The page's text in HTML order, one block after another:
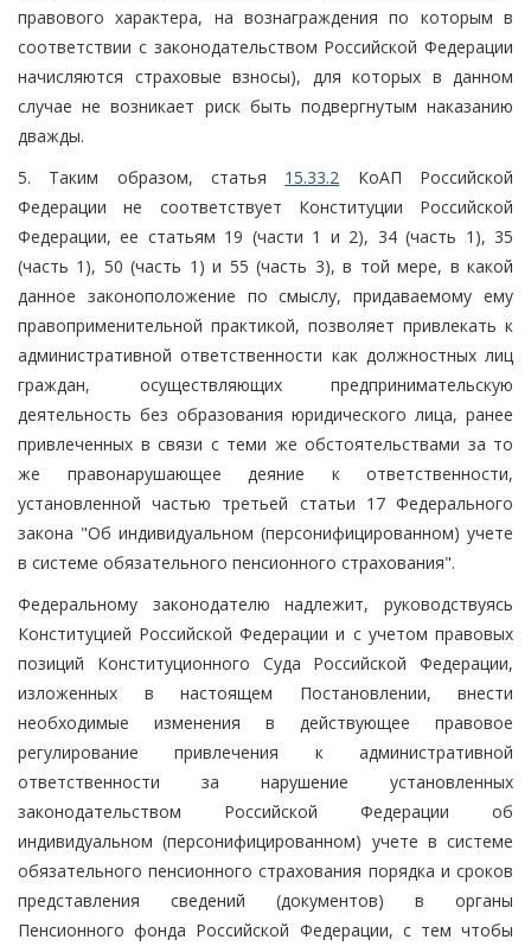
правового характера, на вознаграждения по которым в
соответствии с законодательством Российской Федерации
начисляются страховые взносы), для которых в данном
случае не возникает риск быть подвергнутым наказанию
дважды.
5. Таким образом, статья 15.33.2 КоАП Российской
Федерации не соответствует Конституции Российской
Федерации, ее статьям 19 (части 1 и 2), 34 (часть 1), 35
(часть 1), 50 (часть 1) и 55 (часть 3), в той мере, в какой
данное законоположение по смыслу, придаваемому ему
правоприменительной практикой, позволяет привлекать к
административной ответственности как должностных лиц
граждан, осуществляющих предпринимательскую
деятельность без образования юридического лица, ранее
привлеченных в связи с теми же обстоятельствами за то
же правонарушающее деяние к ответственности,
установленной частью третьей статьи 17 Федерального
закона "Об индивидуальном (персонифицированном) учете
в системе обязательного пенсионного страхования".
Федеральному законодателю надлежит, руководствуясь
Конституцией Российской Федерации и с учетом правовых
позиций Конституционного Суда Российской Федерации,
изложенных в настоящем Постановлении, внести
необходимые изменения в действующее правовое
регулирование привлечения к административной
ответственности за нарушение установленных
законодательством Российской Федерации об
индивидуальном (персонифицированном) учете в системе
обязательного пенсионного страхования порядка и сроков
представления сведений (документов) в органы
Пенсионного фонда Российской Федерации, с тем чтобы